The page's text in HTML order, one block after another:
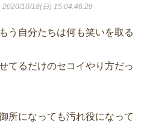
2020/10/18(日) 15:04:46.29
う自分たちは何も笑いを取る
てるだけのセコイやり方だっ
所になっても汚れ役になって